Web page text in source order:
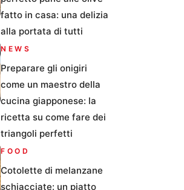
fatto in casa: una delizia
alla portata di tutti
NEWS
Preparare gli onigiri
come un maestro della
cucina giapponese: la
ricetta su come fare dei
triangoli perfetti
FOOD
Cotolette di melanzane
schiacciate: un piatto